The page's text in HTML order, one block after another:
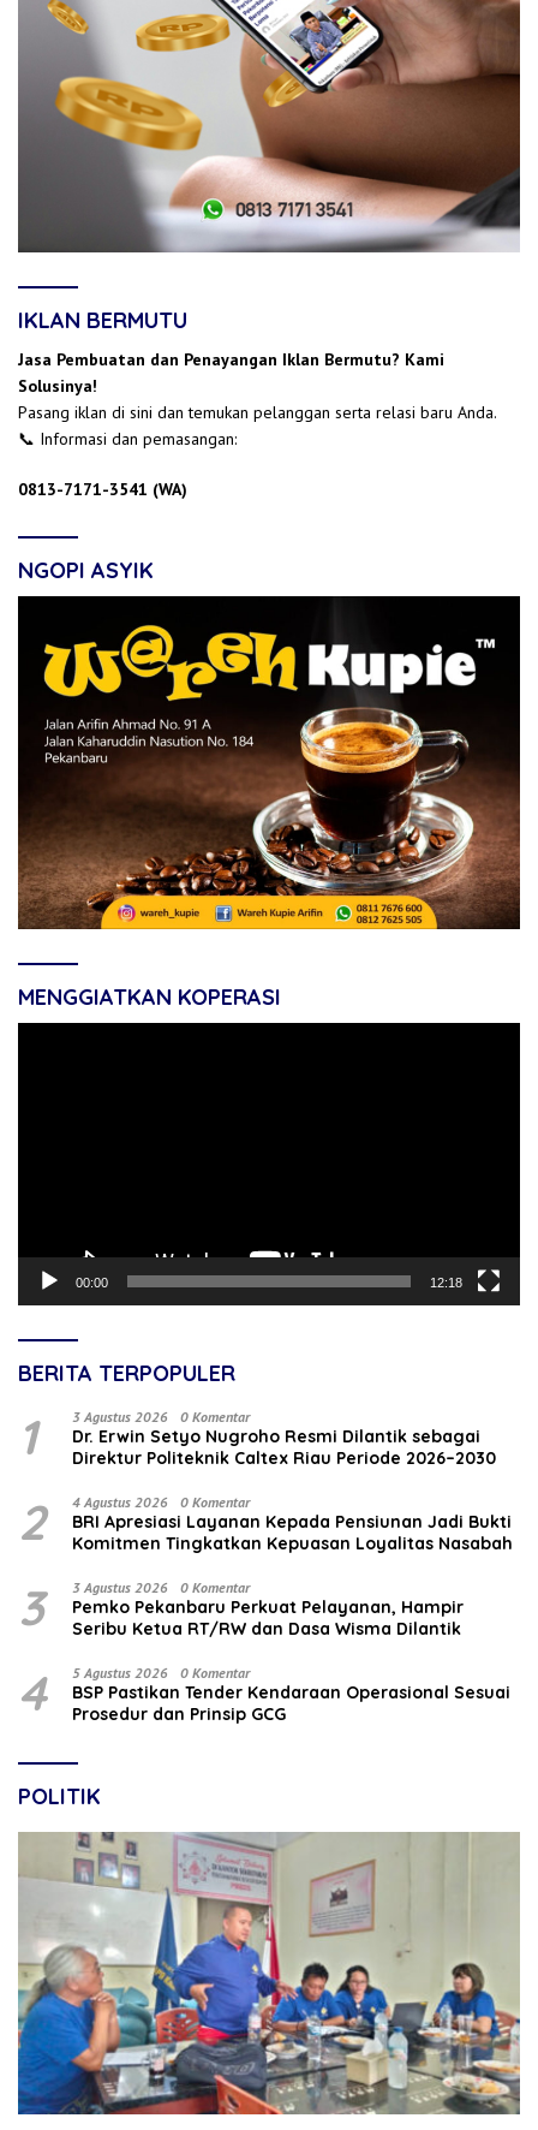
IKLAN BERMUTU
Jasa Pembuatan dan Penayangan Iklan Bermutu? Kami
Solusinya!
Pasang iklan di sini dan temukan pelanggan serta relasi baru Anda.
📞 Informasi dan pemasangan:
0813-7171-3541 (WA)
NGOPI ASYIK
MENGGIATKAN KOPERASI
00:00 12:18
BERITA TERPOPULER
1 3 Agustus 2026 0 Komentar
‎Dr. Erwin Setyo Nugroho Resmi Dilantik sebagai
Direktur Politeknik Caltex Riau Periode 2026–2030
2 4 Agustus 2026 0 Komentar
BRI Apresiasi Layanan Kepada Pensiunan Jadi Bukti
Komitmen Tingkatkan Kepuasan Loyalitas Nasabah
3 3 Agustus 2026 0 Komentar
Pemko Pekanbaru Perkuat Pelayanan, Hampir
Seribu Ketua RT/RW dan Dasa Wisma Dilantik
4 5 Agustus 2026 0 Komentar
BSP Pastikan Tender Kendaraan Operasional Sesuai
Prosedur dan Prinsip GCG
POLITIK